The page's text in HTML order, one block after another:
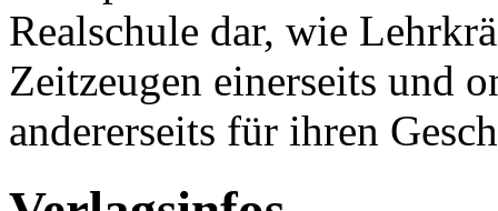
Realschule dar, wie
Zeitzeugen einerseits und
andererseits für ihren